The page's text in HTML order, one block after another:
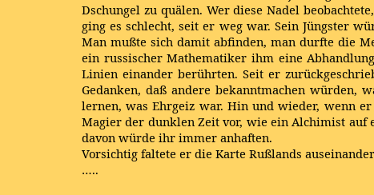
Dschungel zu quälen. Wer diese Nadel
ging es schlecht, seit er weg war. Sein Jüngster
Man mußte sich damit abfinden, man durfte die
ein russischer Mathematiker ihm eine
Linien einander berührten. Seit er
Gedanken, daß andere bekanntmachen würden,
lernen, was Ehrgeiz war. Hin und wieder, wenn
Magier der dunklen Zeit vor, wie ein Alchimist auf
davon würde ihr immer anhaften.
Vorsichtig faltete er die Karte Rußlands
…..